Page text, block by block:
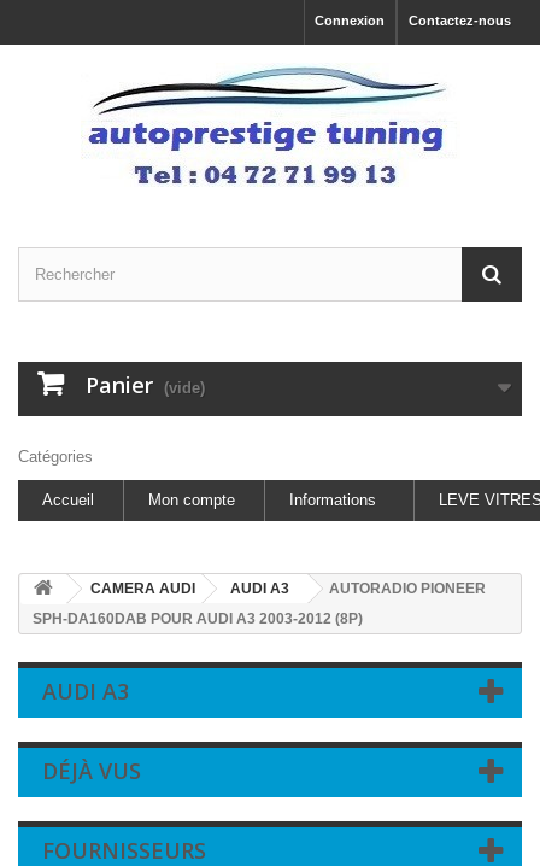
Contactez-nous
Connexion
Panier (vide)
Catégories
Accueil Mon compte Informations LEVE
CAMERA AUDI AUDI A3
AUTORADIO PIONEER
SPH-DA160DAB POUR AUDI A3 2003-2012 (8P)
AUDI A3
DÉJÀ VUS
FOURNISSEURS